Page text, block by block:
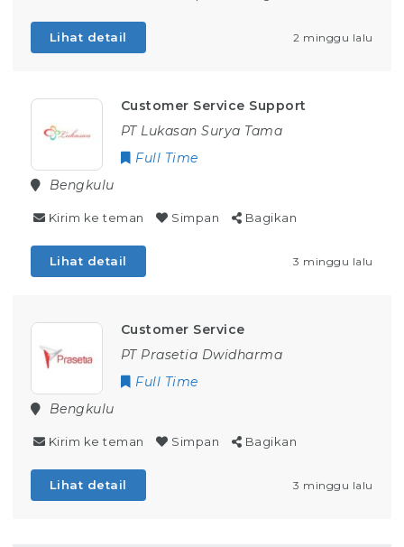
Lihat detail 2 minggu lalu
Customer Service Support
PT Lukasan Surya Tama
Full Time
Bengkulu
Kirim ke teman Simpan Bagikan
Lihat detail 3 minggu lalu
Customer Service
PT Prasetia Dwidharma
Full Time
Bengkulu
Kirim ke teman Simpan Bagikan
Lihat detail 3 minggu lalu